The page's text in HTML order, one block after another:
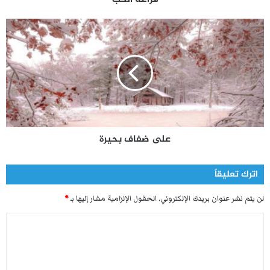
هنا انطلق حراك لساني مستخلصا للعبرة: “عاشوا لله”.
نعم، هم قوم عاشوا لله، فهلا اقتفينا آثارهم وخطونا بخطوهم
فنعيش لله؟ هل نحن على دربهم وهديهم؟
هل إذا كتبنا نكتب لله؟ أم هل أمنياتنا وآمالنا لله؟
هل إذا أحببنا نحب لله؟ وهل تمعر وجهنا يوما لله؟
هل نسعى لنحيا أي حياة، أم نتلمس ساعين نحو الحياة لله؟
في زمن عاش الناس فيه لملذات وشهوات، عاشوا للدرهم والدينار
الدنيوية، عاشوا ليقال فلان كذا وكذا من ألقاب فخرية شرفية.
ع
ل
ى
ض
ف
ا
ف
ب
ح
ة
على ضفاف بحيرة
اترك تعليقاً
لن يتم نشر عنوان بريدك الإلكتروني.الحقول الإلزامية مشار إليها بـ*